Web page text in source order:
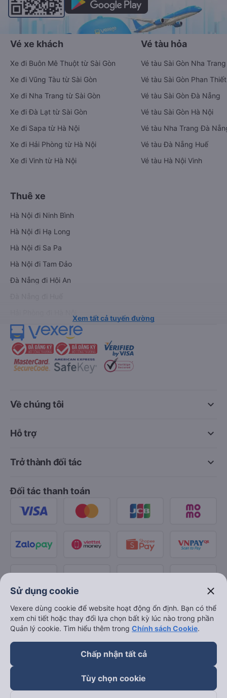
Vé xe khách
Xe đi Buôn Mê Thuột từ Sài Gòn
Xe đi Vũng Tàu từ Sài Gòn
Xe đi Nha Trang từ Sài Gòn
Xe đi Đà Lạt từ Sài Gòn
Xe đi Sapa từ Hà Nội
Xe đi Hải Phòng từ Hà Nội
Xe đi Vinh từ Hà Nội
Vé tàu hỏa
Vé tàu Sài Gòn Nha Trang
Vé tàu Sài Gòn Phan Thiết
Vé tàu Sài Gòn Đà Nẵng
Vé tàu Sài Gòn Hà Nội
Vé tàu Nha Trang Đà
Vé tàu Đà Nẵng Huế
Vé tàu Hà Nội Vinh
Thuê xe
Hà Nội đi Ninh Bình
Hà Nội đi Hạ Long
Hà Nội đi Sa Pa
Hà Nội đi Tam Đảo
Đà Nẵng đi Hội An
Xem tất cả tuyến đường
keyboard_arrow_down
Về chúng tôi
keyboard_arrow_down
Hỗ trợ
keyboard_arrow_down
Trở thành đối tác
Đối tác thanh toán
Sử dụng cookie close
Vexere dùng cookie để website hoạt động ổn định. Bạn có thể
xem chi tiết hoặc thay đổi lựa chọn bất kỳ lúc nào trong phần
Quản lý cookie. Tìm hiểu thêm trong Chính sách Cookie.
Chấp nhận tất cả
Tùy chọn cookie